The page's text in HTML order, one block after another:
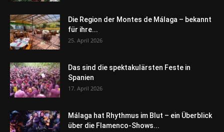
Die Region der Montes de Málaga – bekannt
für ihre...
25. April 2026
Das sind die spektakulärsten Feste in
Spanien
17. April 2026
Málaga hat Rhythmus im Blut – ein Überblick
über die Flamenco-Shows...